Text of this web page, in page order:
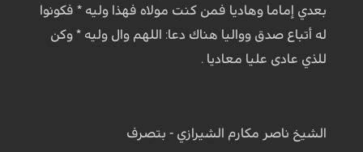
بعدي إماما وهاديا فمن كنت مولاه فهذا وليه * فكونوا
له أتباع صدق وواليا هناك دعا: اللهم وال وليه * وكن
للذي عادى عليا معاديا .
الشيخ ناصر مكارم الشيرازي - بتصرف